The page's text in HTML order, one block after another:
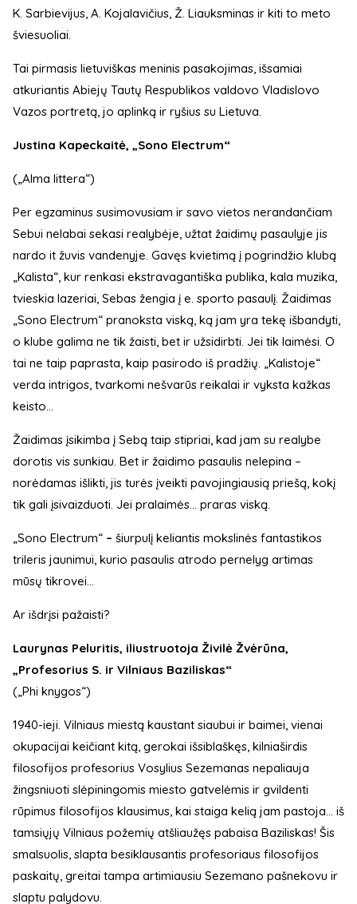
K. Sarbievijus, A. Kojalavičius, Ž. Liauksminas ir kiti to meto
šviesuoliai.
Tai pirmasis lietuviškas meninis pasakojimas, išsamiai
atkuriantis Abiejų Tautų Respublikos valdovo Vladislovo
Vazos portretą, jo aplinką ir ryšius su Lietuva.
Justina Kapeckaitė, „Sono Electrum“
(„Alma littera“)
Per egzaminus susimovusiam ir savo vietos nerandančiam
Sebui nelabai sekasi realybėje, užtat žaidimų pasaulyje jis
nardo it žuvis vandenyje. Gavęs kvietimą į pogrindžio klubą
„Kalista“, kur renkasi ekstravagantiška publika, kala muzika,
tvieskia lazeriai, Sebas žengia į e. sporto pasaulį. Žaidimas
„Sono Electrum“ pranoksta viską, ką jam yra tekę išbandyti,
o klube galima ne tik žaisti, bet ir užsidirbti. Jei tik laimėsi. O
tai ne taip paprasta, kaip pasirodo iš pradžių. „Kalistoje“
verda intrigos, tvarkomi nešvarūs reikalai ir vyksta kažkas
keisto...
Žaidimas įsikimba į Sebą taip stipriai, kad jam su realybe
dorotis vis sunkiau. Bet ir žaidimo pasaulis nelepina –
norėdamas išlikti, jis turės įveikti pavojingiausią priešą, kokį
tik gali įsivaizduoti. Jei pralaimės... praras viską.
„Sono Electrum“ – šiurpulį keliantis mokslinės fantastikos
trileris jaunimui, kurio pasaulis atrodo pernelyg artimas
mūsų tikrovei...
Ar išdrįsi pažaisti?
Laurynas Peluritis, iliustruotoja Živilė Žvėrūna,
„Profesorius S. ir Vilniaus Baziliskas“
(„Phi knygos“)
1940-ieji. Vilniaus miestą kaustant siaubui ir baimei, vienai
okupacijai keičiant kitą, gerokai išsiblaškęs, kilniaširdis
filosofijos profesorius Vosylius Sezemanas nepaliauja
žingsniuoti slėpiningomis miesto gatvelėmis ir gvildenti
rūpimus filosofijos klausimus, kai staiga kelią jam pastoja... iš
tamsiųjų Vilniaus požemių atšliaužęs pabaisa Baziliskas! Šis
smalsuolis, slapta besiklausantis profesoriaus filosofijos
paskaitų, greitai tampa artimiausiu Sezemano pašnekovu ir
slaptu palydovu.